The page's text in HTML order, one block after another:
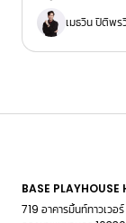
เมธวิน ปิติพ
BASE PLAYHOUSE
719 อาคารมิ้นท์ทาวเว